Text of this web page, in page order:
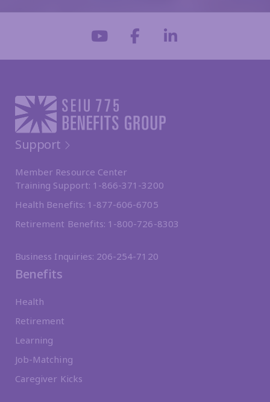
Support
Member Resource Center
Training Support: 1-866-371-3200
Health Benefits: 1-877-606-6705
Retirement Benefits: 1-800-726-8303
Business Inquiries: 206-254-7120
Benefits
Health
Retirement
Learning
Job-Matching
Caregiver Kicks